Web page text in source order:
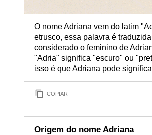
O nome Adriana vem do latim
etrusco, essa palavra é
considerado o feminino de
"Adria" significa "escuro" ou
isso é que Adriana pode
COPIAR
Origem do nome Adriana